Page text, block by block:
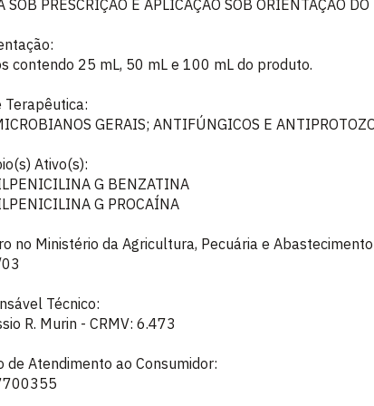
SOB PRESCRIÇÃO E APLICAÇÃO SOB ORIENTAÇÃO
contendo 25 mL, 50 mL e 100 mL do produto.
Terapêutica:
GERAIS; ANTIFÚNGICOS E
Ativo(s):
G BENZATINA
G PROCAÍNA
no Ministério da Agricultura, Pecuária e
Técnico:
R. Murin - CRMV: 6.473
de Atendimento ao Consumidor: